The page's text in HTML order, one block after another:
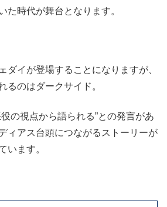
た時代が舞台となります。
ダイが登場することになりますが、
るのはダークサイド。
の視点から語られる”との発言があ
ィアス台頭につながるストーリーが
います。